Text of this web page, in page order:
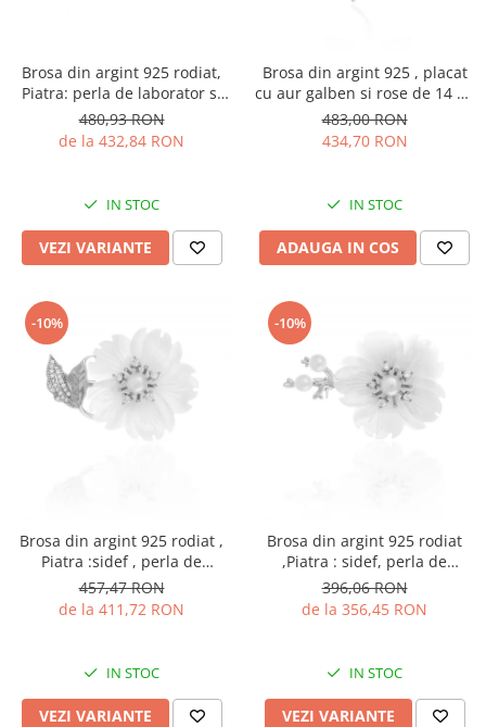
Brosa din argint 925 rodiat,
Piatra: perla de laborator si
sidef, Culoare: alb, Sonis
Silver
480,93 RON
de la 432,84 RON
IN STOC
VEZI VARIANTE
Brosa din argint 925 , placat
cu aur galben si rose de 14 kt,
Piatra: perla de laborator si
cubic zirconia , Culoare : alb
si transparent ,
483,00 RON
434,70 RON
IN STOC
ADAUGA IN COS
-10%
Brosa din argint 925 rodiat ,
Piatra :sidef , perla de
laborator , zirconia fatetata si
cubic zirconia , Culoare : sidef
, alb si transparent ,
457,47 RON
de la 411,72 RON
IN STOC
VEZI VARIANTE
-10%
Brosa din argint 925 rodiat
,Piatra : sidef, perla de
laborator si cubic zirconia ,
Culoare: sidef, alb si
transparent ,
396,06 RON
de la 356,45 RON
IN STOC
VEZI VARIANTE